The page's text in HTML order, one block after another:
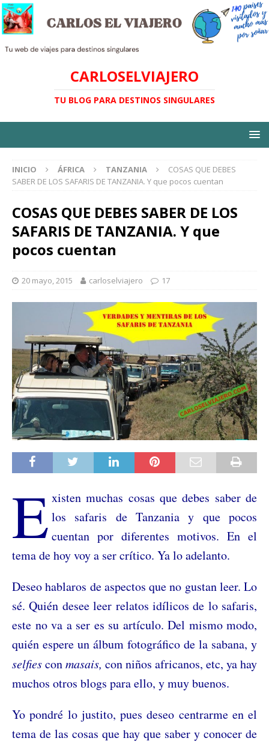
CARLOSELVIAJERO
TU BLOG PARA DESTINOS SINGULARES
INICIO ÁFRICA TANZANIA
COSAS QUE DEBES
SABER DE LOS SAFARIS DE TANZANIA. Y que pocos cuentan
COSAS QUE DEBES SABER DE LOS
SAFARIS DE TANZANIA. Y que
pocos cuentan
20 mayo, 2015 carloselviajero 17
E xisten muchas cosas que debes saber de
los safaris de Tanzania y que pocos
cuentan por diferentes motivos. En el
tema de hoy voy a ser crítico. Ya lo adelanto.
Deseo hablaros de aspectos queno gustan leer. Lo
sé. Quién desee leer relatos idílicos de lo safaris,
este no va a ser es su artículo. Del mismo modo,
quién espere un álbum fotográfico de la sabana, y
selfiesconmasais, con niños africanos, etc, ya hay
muchos otros blogs para ello, y muy buenos.
Yo pondré lo justito, pues deseo centrarme en el
tema de las cosas que hay que saber y conocer de